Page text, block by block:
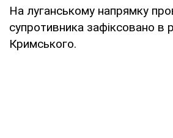
На луганському напрямку
супротивника зафіксовано в
Кримського.